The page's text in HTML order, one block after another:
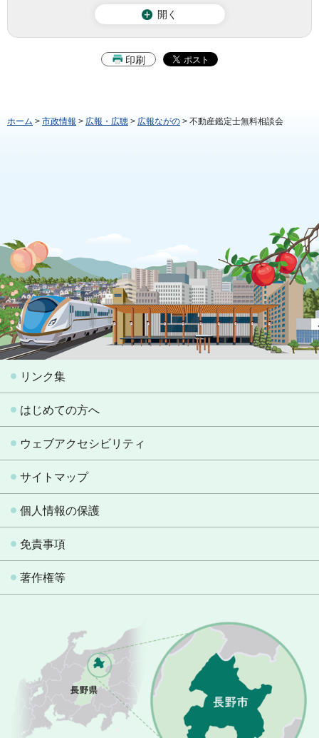
開く
印刷
ホーム > 市政情報 > 広報・広聴 > 広報ながの > 不動産鑑定士無料相談会
リンク集
はじめての方へ
ウェブアクセシビリティ
サイトマップ
個人情報の保護
免責事項
著作権等